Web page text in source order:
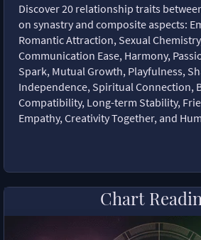
Discover 20 relationship traits
on synastry and composite aspects:
Romantic Attraction, Sexual
Communication Ease, Harmony,
Spark, Mutual Growth, Playfulness,
Independence, Spiritual Connection,
Compatibility, Long-term Stability,
Empathy, Creativity Together, and
Chart